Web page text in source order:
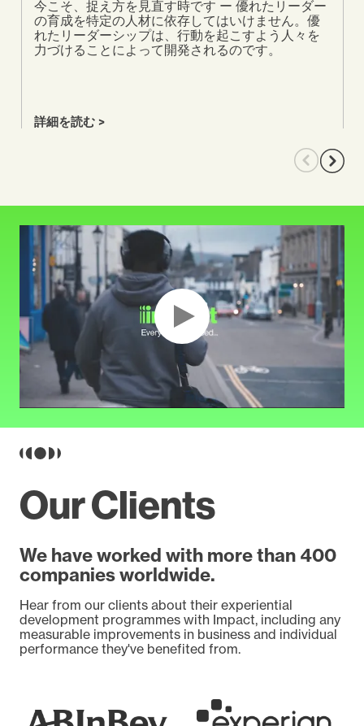
今こそ、捉え方を見直す時です ー 優れたリーダー
の育成を特定の人材に依存してはいけません。優
れたリーダーシップは、行動を起こすよう人々を
力づけることによって開発されるのです。
詳細を読む
Our Clients
We have worked with more than 400
companies worldwide.
Hear from our clients about their experiential
development programmes with Impact, including any
measurable improvements in business and individual
performance they've benefited from.